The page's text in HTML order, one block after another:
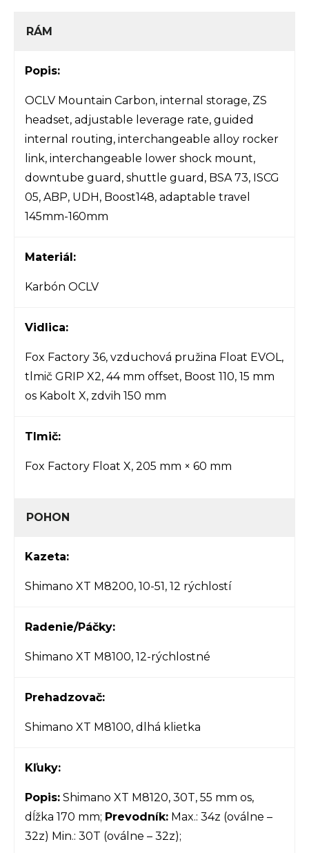
RÁM
Popis:
OCLV Mountain Carbon, internal storage, ZS
headset, adjustable leverage rate, guided
internal routing, interchangeable alloy rocker
link, interchangeable lower shock mount,
downtube guard, shuttle guard, BSA 73, ISCG
05, ABP, UDH, Boost148, adaptable travel
145mm-160mm
Materiál:
Karbón OCLV
Vidlica:
Fox Factory 36, vzduchová pružina Float EVOL,
tlmič GRIP X2, 44 mm offset, Boost 110, 15 mm
os Kabolt X, zdvih 150 mm
Tlmič:
Fox Factory Float X, 205 mm × 60 mm
POHON
Kazeta:
Shimano XT M8200, 10-51, 12 rýchlostí
Radenie/Páčky:
Shimano XT M8100, 12-rýchlostné
Prehadzovač:
Shimano XT M8100, dlhá klietka
Kľuky:
Popis: Shimano XT M8120, 30T, 55 mm os,
dĺžka 170 mm; Prevodník: Max.: 34z (oválne –
32z) Min.: 30T (oválne – 32z);